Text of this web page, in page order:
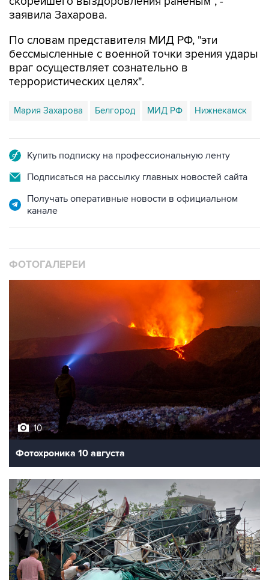
заявила Захарова.
По словам представителя МИД РФ, "эти
бессмысленные с военной точки зрения удары
враг осуществляет сознательно в
террористических целях".
Мария Захарова Белгород МИД РФ Нижнекамск
Купить подписку на профессиональную ленту
Подписаться на рассылку главных новостей сайта
Получать оперативные новости в официальном
канале
ФОТОГАЛЕРЕИ
10
Фотохроника 10 августа